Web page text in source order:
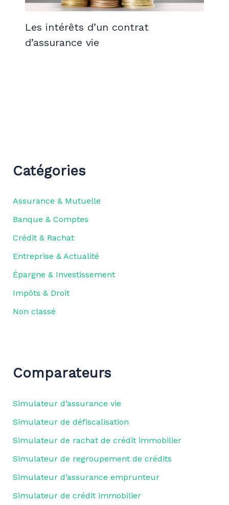
Les intérêts d’un contrat
d’assurance vie
Catégories
Assurance & Mutuelle
Banque & Comptes
Crédit & Rachat
Entreprise & Actualité
Épargne & Investissement
Impôts & Droit
Non classé
Comparateurs
Simulateur d’assurance vie
Simulateur de défiscalisation
Simulateur de rachat de crédit immobilier
Simulateur de regroupement de crédits
Simulateur d’assurance emprunteur
Simulateur de crédit immobilier